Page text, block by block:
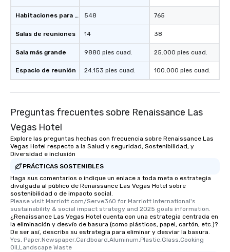
Habitaciones para huéspedes
Salas de reuniones
Sala más grande
Espacio de reunión
548
14
9880 pies cuad.
24.153 pies cuad.
765
38
25.000 pies cuad.
100.000 pies cuad.
Preguntas frecuentes sobre Renaissance Las
Vegas Hotel
Explore las preguntas hechas con frecuencia sobre Renaissance Las
Vegas Hotel respecto a la Salud y seguridad, Sostenibilidad, y
Diversidad e inclusión
PRÁCTICAS SOSTENIBLES
Haga sus comentarios o indique un enlace a toda meta o estrategia
divulgada al público de Renaissance Las Vegas Hotel sobre
sostenibilidad o de impacto social.
Please visit Marriott.com/Serve360 for Marriott International's
sustainability & social impact strategy and 2025 goals information.
¿Renaissance Las Vegas Hotel cuenta con una estrategia centrada en
la eliminación y desvío de basura (como plásticos, papel, cartón, etc.)?
De ser así, describa su estrategia para eliminar y desviar la basura.
Yes, Paper,Newspaper,Cardboard,Aluminum,Plastic,Glass,Cooking
Oil,Landscape Waste